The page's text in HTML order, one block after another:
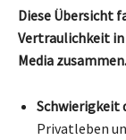
Diese Übersicht
Vertraulichkeit in
Media zusammen.
Schwierigkeit
Privatleben